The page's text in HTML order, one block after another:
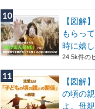
【図解
もらっ
時に嬉
24.5k件の
【図解
の頃の
よ。母